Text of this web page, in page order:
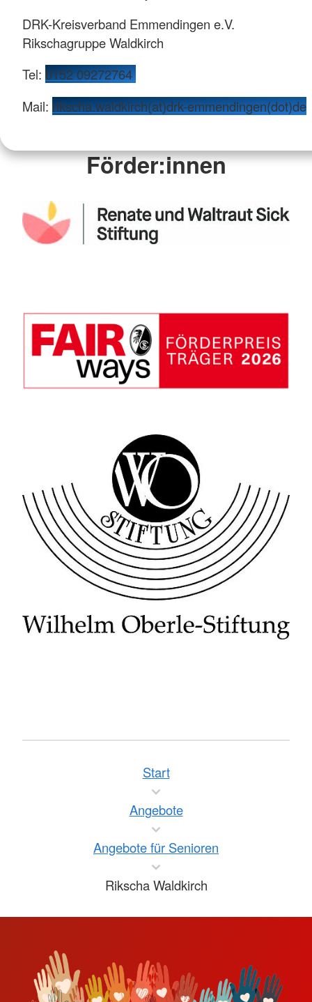
DRK-Kreisverband Emmendingen e.V.
Rikschagruppe Waldkirch
Tel: 0152 09272764
Mail: rikscha.waldkirch(at)drk-emmendingen(dot)de
Förder:innen
Start
Angebote
Angebote für Senioren
Rikscha Waldkirch